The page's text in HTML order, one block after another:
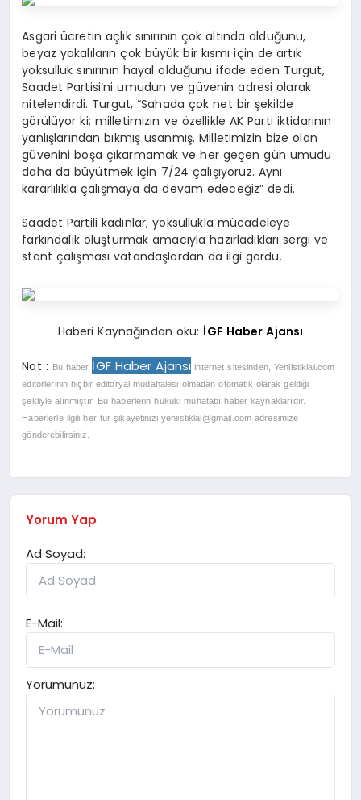
Asgari ücretin açlık sınırının çok altında olduğunu,
beyaz yakalıların çok büyük bir kısmı için de artık
yoksulluk sınırının hayal olduğunu ifade eden Turgut,
Saadet Partisi’ni umudun ve güvenin adresi olarak
nitelendirdi. Turgut, “Sahada çok net bir şekilde
görülüyor ki; milletimizin ve özellikle AK Parti iktidarının
yanlışlarından bıkmış usanmış. Milletimizin bize olan
güvenini boşa çıkarmamak ve her geçen gün umudu
daha da büyütmek için 7/24 çalışıyoruz. Aynı
kararlılıkla çalışmaya da devam edeceğiz” dedi.
Saadet Partili kadınlar, yoksullukla mücadeleye
farkındalık oluşturmak amacıyla hazırladıkları sergi ve
stant çalışması vatandaşlardan da ilgi gördü.
Haberi Kaynağından oku: İGF Haber Ajansı
Not : Bu haber İGF Haber Ajansı internet sitesinden, Yeniistiklal.com
editörlerinin hiçbir editoryal müdahalesi olmadan otomatik olarak geldiği
şekliyle alınmıştır. Bu haberlerin hukuki muhatabı haber kaynaklarıdır.
Haberlerle ilgili her tür şikayetinizi yeniistiklal@gmail.com adresimize
gönderebilirsiniz.
Yorum Yap
Ad Soyad:
E-Mail:
Yorumunuz: